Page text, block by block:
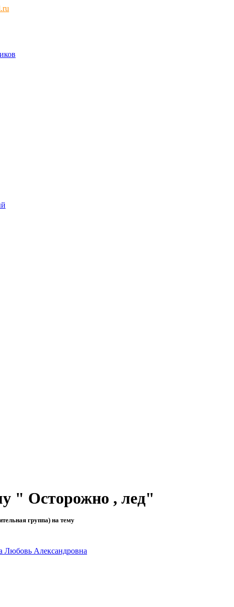
" Осторожно , лед"
группа) на тему
Любовь Александровна